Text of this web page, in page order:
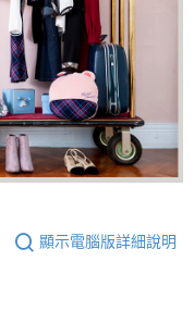
顯示電腦版詳細說明